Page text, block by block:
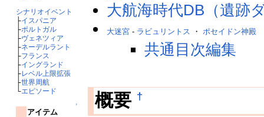
シナリオイベント
├イスパニア
├ポルトガル
├ヴェネツィア
├ネーデルラント
├フランス
├イングランド
├レベル上限拡張
├世界周航
└エピソード
↑
アイテム
大航海時代DB（遺跡
大迷宮 - ラビュリントス ・ ポセイドン神殿
共通目次編集
概要 †